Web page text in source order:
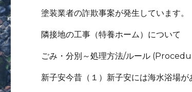
塗装業者の詐欺事案が発生しています。
隣接地の工事（特養ホーム）について
ごみ・分別～処理方法/ルール
新子安今昔（１）新子安には海水浴場が